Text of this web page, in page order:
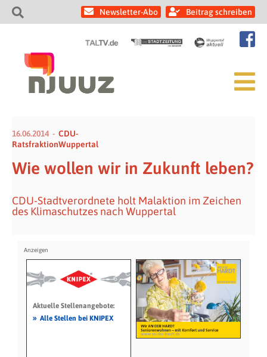
Newsletter-Abo Beitrag schreiben
16.06.2014
CDU-
RatsfraktionWuppertal
Wie wollen wir in Zukunft leben?
CDU-Stadtverordnete holt Malaktion im Zeichen
des Klimaschutzes nach Wuppertal
Aktuelle Stellenangebote:
» Alle Stellen bei KNIPEX